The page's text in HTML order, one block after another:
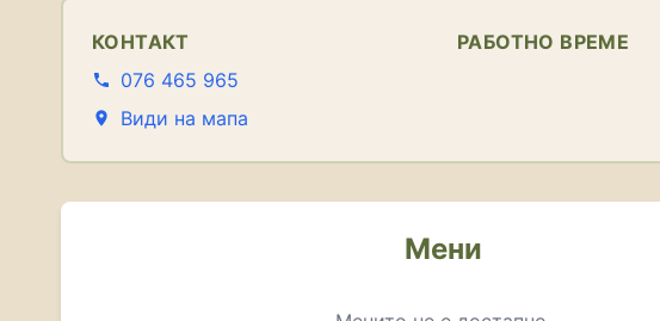
КОНТАКТ
076 465 965
Види на мапа
РАБОТНО ВРЕМЕ
Мени